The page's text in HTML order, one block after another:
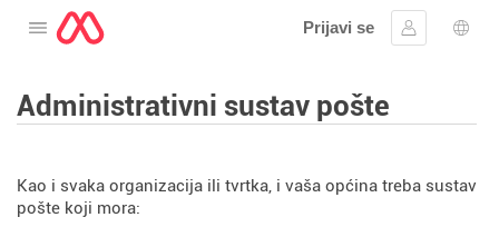
Otvorite izbornik
Prijavi se
Prijaviti se
Administrativni sustav pošte
Kao i svaka organizacija ili tvrtka, i vaša općina treba sustav
pošte koji mora: